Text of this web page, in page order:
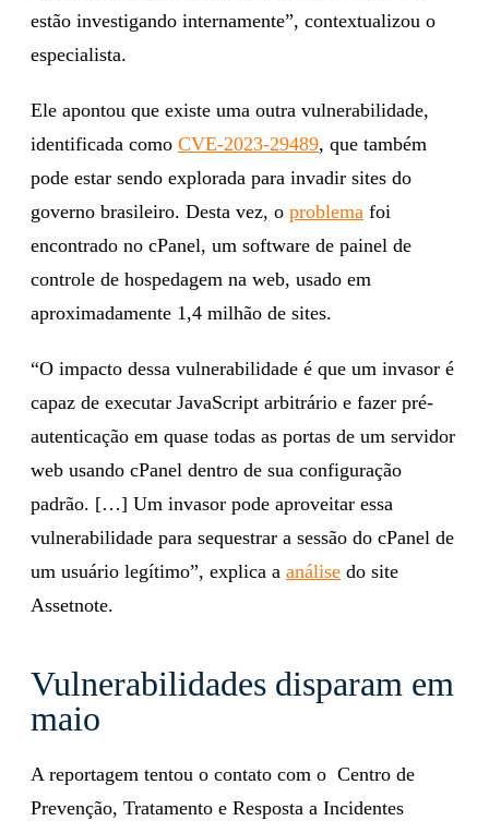
estão investigando internamente”, contextualizou o
especialista.
Ele apontou que existe uma outra vulnerabilidade,
identificada como CVE-2023-29489, que também
pode estar sendo explorada para invadir sites do
governo brasileiro. Desta vez, o problema foi
encontrado no cPanel, um software de painel de
controle de hospedagem na web, usado em
aproximadamente 1,4 milhão de sites.
“O impacto dessa vulnerabilidade é que um invasor é
capaz de executar JavaScript arbitrário e fazer pré-
autenticação em quase todas as portas de um servidor
web usando cPanel dentro de sua configuração
padrão. […] Um invasor pode aproveitar essa
vulnerabilidade para sequestrar a sessão do cPanel de
um usuário legítimo”, explica a análise do site
Assetnote.
Vulnerabilidades disparam em
maio
A reportagem tentou o contato com o Centro de
Prevenção, Tratamento e Resposta a Incidentes